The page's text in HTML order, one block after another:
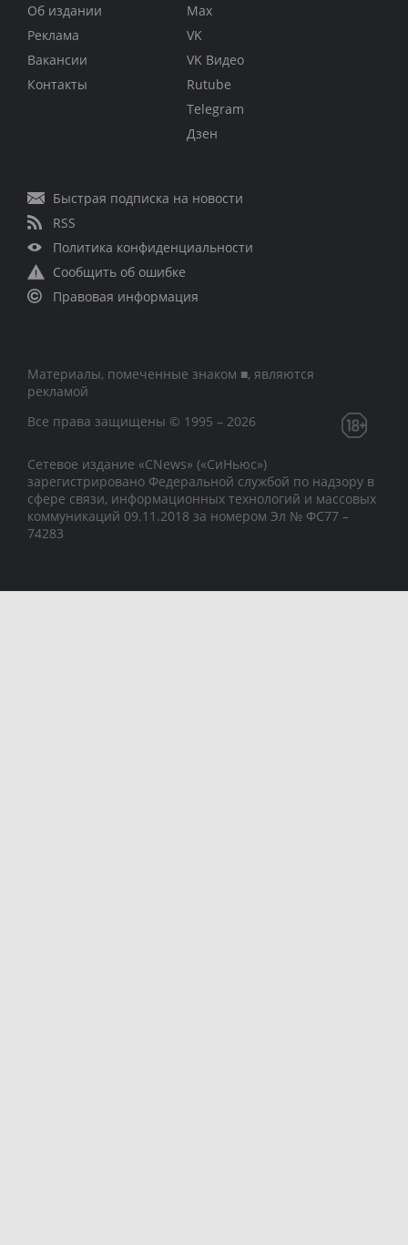
Об издании
Реклама
Вакансии
Контакты
Max
VK
VK Видео
Rutube
Telegram
Дзен
Быстрая подписка на новости
RSS
Политика конфиденциальности
Сообщить об ошибке
Правовая информация
Материалы, помеченные знаком ■, являются
рекламой
Все права защищены © 1995 – 2026
Сетевое издание «CNews» («СиНьюс»)
зарегистрировано Федеральной службой по надзору в
сфере связи, информационных технологий и массовых
коммуникаций 09.11.2018 за номером Эл № ФС77 –
74283